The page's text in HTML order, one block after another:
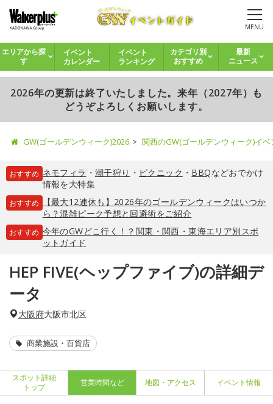
MENU
エリアから探
す
イベント
カレンダー
イベント
ランキング
カテゴリ別
おすすめ
最新
ニュース
2026年の更新は終了いたしました。来年（2027年）も
どうぞよろしくお願いします。
GW(ゴールデンウィーク)2026 関西のGW(ゴールデンウィーク)イ
おすすめ ネモフィラ ・ 潮干狩り ・ ピクニック ・ BBQなどおでかけ
情報を大特集
おすすめ
【最大12連休も】2026年のゴールデンウィークはいつか
ら？混雑ピーク予想と回避術をご紹介
おすすめ 今年のGWどこ行く！？関東・関西・東海エリア別スポ
ットガイド
HEP FIVE(ヘップファイブ)の詳細デ
ータ
大阪府大阪市北区
商業施設・百貨店
スポット詳細
トップ
営業時間など 地図・アクセス イベント情報